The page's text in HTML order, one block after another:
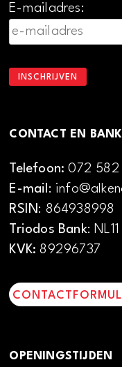
E-mailadres:
CONTACT EN BANK
Telefoon:072
E-mail:
RSIN: 864938998
Triodos Bank:
KVK: 89296737
OPENINGSTIJDEN